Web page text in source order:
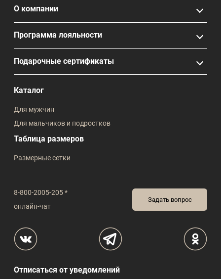
8-800-2005-205 *
онлайн-чат
Задать вопрос
О компании
Программа лояльности
Подарочные сертификаты
Каталог
Для мужчин
Для мальчиков и подростков
Таблица размеров
Размерные сетки
Отписаться от уведомлений